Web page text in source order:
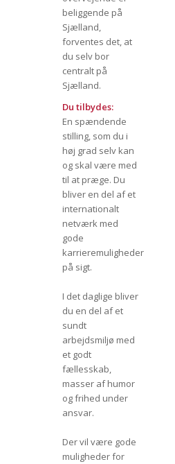
beliggende på
Sjælland,
forventes det, at
du selv bor
centralt på
Sjælland.
Du tilbydes:
En spændende
stilling, som du i
høj grad selv kan
og skal være med
til at præge. Du
bliver en del af et
internationalt
netværk med
gode
karrieremuligheder
på sigt.
I det daglige bliver
du en del af et
sundt
arbejdsmiljø med
et godt
fællesskab,
masser af humor
og frihed under
ansvar.
Der vil være gode
muligheder for